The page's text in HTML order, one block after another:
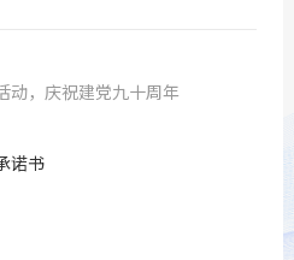
动，庆祝建党九十周年
诺书